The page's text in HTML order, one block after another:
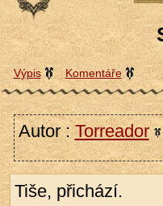
Výpis Komentáře
Autor : Torreador
Tiše, přichází.